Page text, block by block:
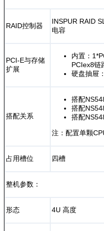
RAID控制器
INSPUR RAID
电容
PCI-E与存储
扩展
内置：
PCIex8链
硬盘抽屉
搭配关系
搭配
搭配
搭配
注：配置单颗
占用槽位 四槽
整机参数：
形态 4U 高度